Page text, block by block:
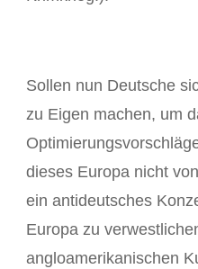
Sollen nun Deutsche
zu Eigen machen, um
dieses Europa nicht
ein antideutsches
Europa zu
angloamerikanischen